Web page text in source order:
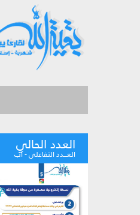
العدد الحالي
العـــدد التفاعلي - آب